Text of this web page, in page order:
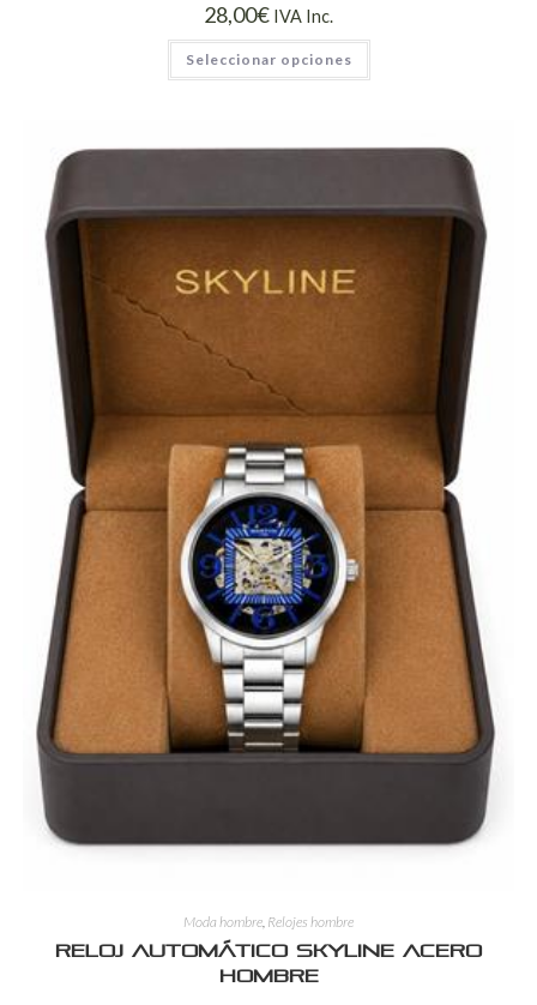
28,00€ IVA Inc.
Seleccionar opciones
Moda hombre, Relojes hombre
Reloj Automático Skyline Acero
Hombre